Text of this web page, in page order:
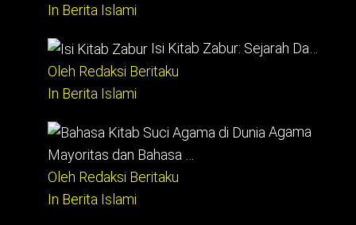
In Berita Islami
Isi Kitab Zabur: Sejarah Da…
Oleh Redaksi Beritaku
In Berita Islami
Agama
Mayoritas dan Bahasa …
Oleh Redaksi Beritaku
In Berita Islami